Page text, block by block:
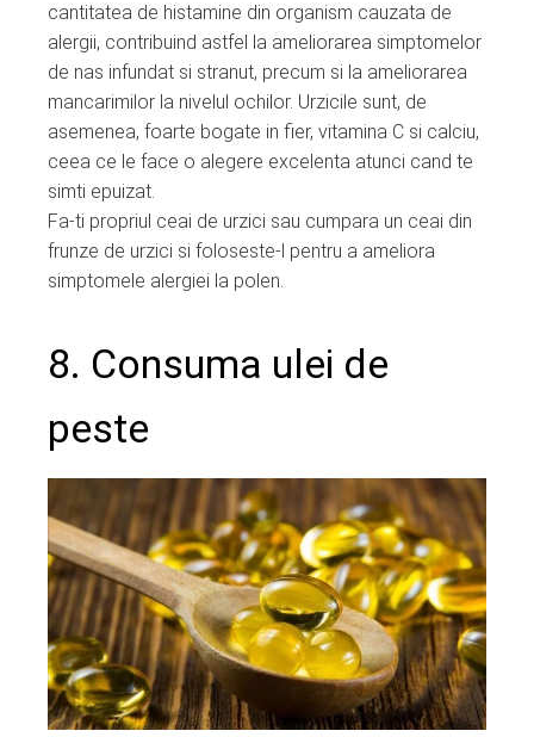
cantitatea de histamine din organism cauzata de
alergii, contribuind astfel la ameliorarea simptomelor
de nas infundat si stranut, precum si la ameliorarea
mancarimilor la nivelul ochilor. Urzicile sunt, de
asemenea, foarte bogate in fier, vitamina C si calciu,
ceea ce le face o alegere excelenta atunci cand te
simti epuizat.
Fa-ti propriul ceai de urzici sau cumpara un ceai din
frunze de urzici si foloseste-l pentru a ameliora
simptomele alergiei la polen.
8. Consuma ulei de
peste